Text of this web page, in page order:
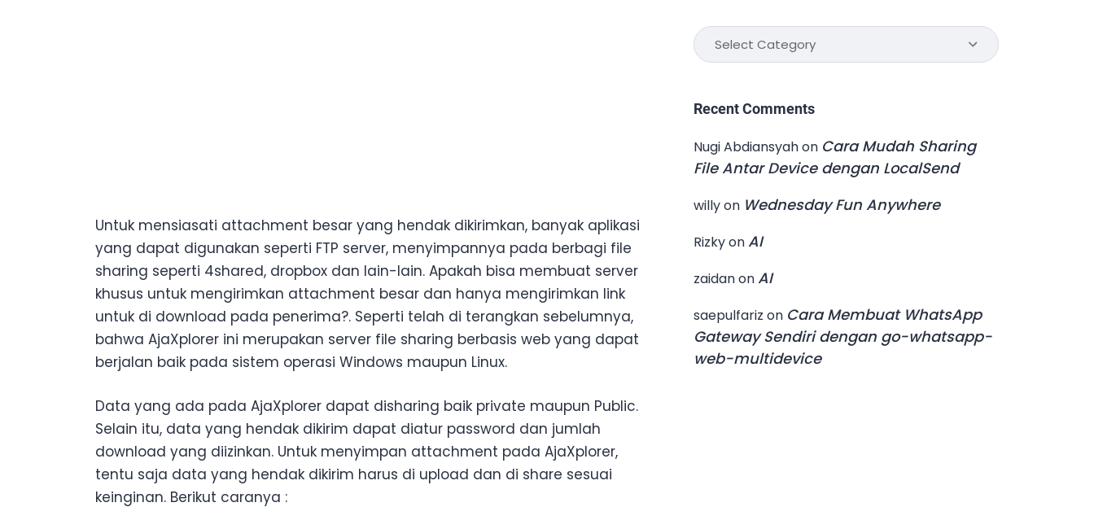
Untuk mensiasati attachment besar yang hendak dikirimkan, banyak aplikasi
yang dapat digunakan seperti FTP server, menyimpannya pada berbagi file
sharing seperti 4shared, dropbox dan lain-lain. Apakah bisa membuat server
khusus untuk mengirimkan attachment besar dan hanya mengirimkan link
untuk di download pada penerima?. Seperti telah di terangkan sebelumnya,
bahwa AjaXplorer ini merupakan server file sharing berbasis web yang dapat
berjalan baik pada sistem operasi Windows maupun Linux.
Data yang ada pada AjaXplorer dapat disharing baik private maupun Public.
Selain itu, data yang hendak dikirim dapat diatur password dan jumlah
download yang diizinkan. Untuk menyimpan attachment pada AjaXplorer,
tentu saja data yang hendak dikirim harus di upload dan di share sesuai
keinginan. Berikut caranya :
Categories
Recent Comments
Nugi Abdiansyahon Cara Mudah Sharing
File Antar Device dengan LocalSend
willyon Wednesday Fun Anywhere
RizkyonAI
zaidanonAI
saepulfariz on Cara Membuat WhatsApp
Gateway Sendiri dengan go-whatsapp-
web-multidevice